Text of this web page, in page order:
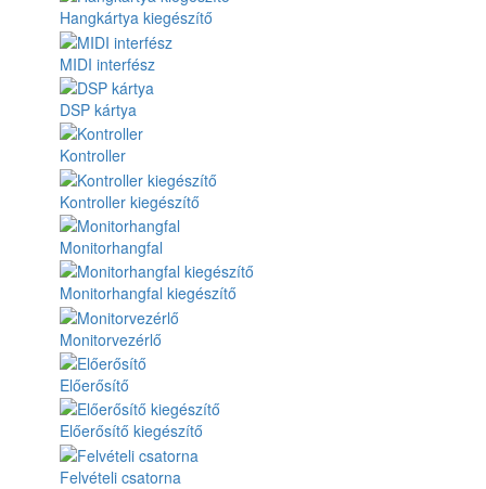
Hangkártya kiegészítő
MIDI interfész
DSP kártya
Kontroller
Kontroller kiegészítő
Monitorhangfal
Monitorhangfal kiegészítő
Monitorvezérlő
Előerősítő
Előerősítő kiegészítő
Felvételi csatorna